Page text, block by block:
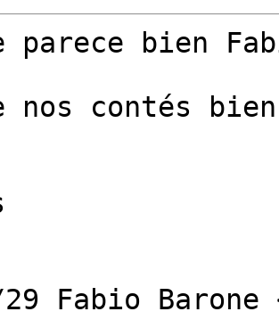
parece bien
nos contés
Fabio Barone